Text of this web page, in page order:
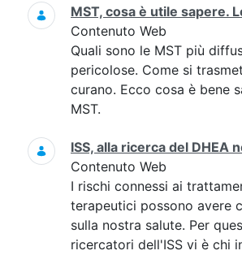
MST, cosa è utile sapere.
Contenuto Web
Quali sono le MST più
pericolose. Come si
curano. Ecco cosa è bene
MST.
ISS, alla ricerca del DHEA
Contenuto Web
I rischi connessi ai
terapeutici possono avere
sulla nostra salute. Per
ricercatori dell'ISS vi è chi